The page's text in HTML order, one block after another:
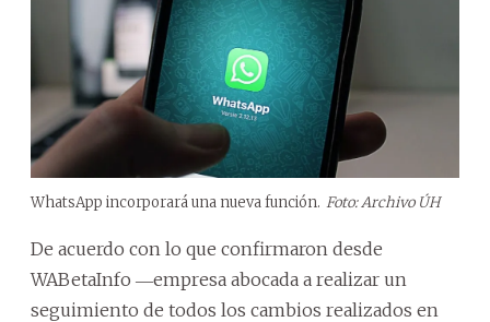
WhatsApp incorporará una nueva función. Foto: Archivo ÚH
De acuerdo con lo que confirmaron desde
WABetaInfo ―empresa abocada a realizar un
seguimiento de todos los cambios realizados en